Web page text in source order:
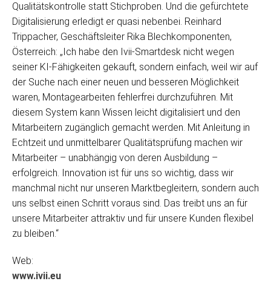
Qualitätskontrolle statt Stichproben. Und die gefürchtete
Digitalisierung erledigt er quasi nebenbei. Reinhard
Trippacher, Geschäftsleiter Rika Blechkomponenten,
Österreich: „Ich habe den Ivii-Smartdesk nicht wegen
seiner KI-Fähigkeiten gekauft, sondern einfach, weil wir auf
der Suche nach einer neuen und besseren Möglichkeit
waren, Montagearbeiten fehlerfrei durchzuführen. Mit
diesem System kann Wissen leicht digitalisiert und den
Mitarbeitern zugänglich gemacht werden. Mit Anleitung in
Echtzeit und unmittelbarer Qualitätsprüfung machen wir
Mitarbeiter – unabhängig von deren Ausbildung –
erfolgreich. Innovation ist für uns so wichtig, dass wir
manchmal nicht nur unseren Marktbegleitern, sondern auch
uns selbst einen Schritt voraus sind. Das treibt uns an für
unsere Mitarbeiter attraktiv und für unsere Kunden flexibel
zu bleiben.“
Web:
www.ivii.eu